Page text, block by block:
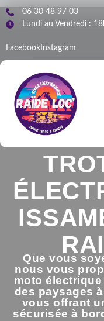
06 30 48 97 03
Lundi au Vendredi :
Facebook Instagram
Que vous
nous vous
moto
des paysages
vous offrant
sécurisée à